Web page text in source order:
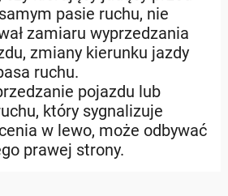
pasie ruchu, nie
zamiaru wyprzedzania
zmiany kierunku jazdy
ruchu.
pojazdu lub
który sygnalizuje
w lewo, może odbywać
prawej strony.